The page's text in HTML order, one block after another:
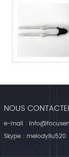
NOUS
e-mail :
Skype : melodyliu520